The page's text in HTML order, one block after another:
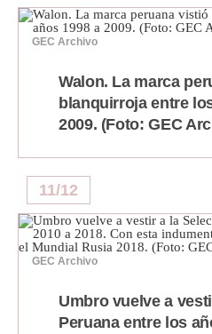
GEC Archivo
Walon. La marca
blanquirroja entre
2009. (Foto: GEC
11/12
GEC Archivo
Umbro vuelve a
Peruana entre los